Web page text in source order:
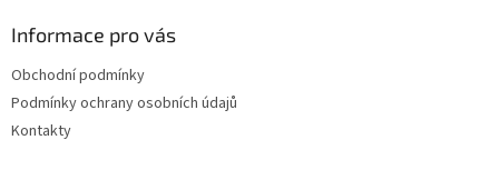
Informace pro vás
Obchodní podmínky
Podmínky ochrany osobních údajů
Kontakty